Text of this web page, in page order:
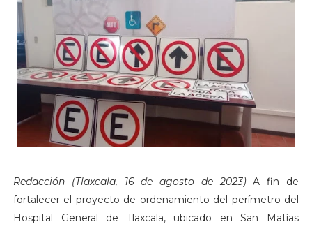
Redacción (Tlaxcala, 16 de agosto de 2023)A fin de
fortalecer el proyecto de ordenamiento del perímetro del
Hospital General de Tlaxcala, ubicado en San Matías